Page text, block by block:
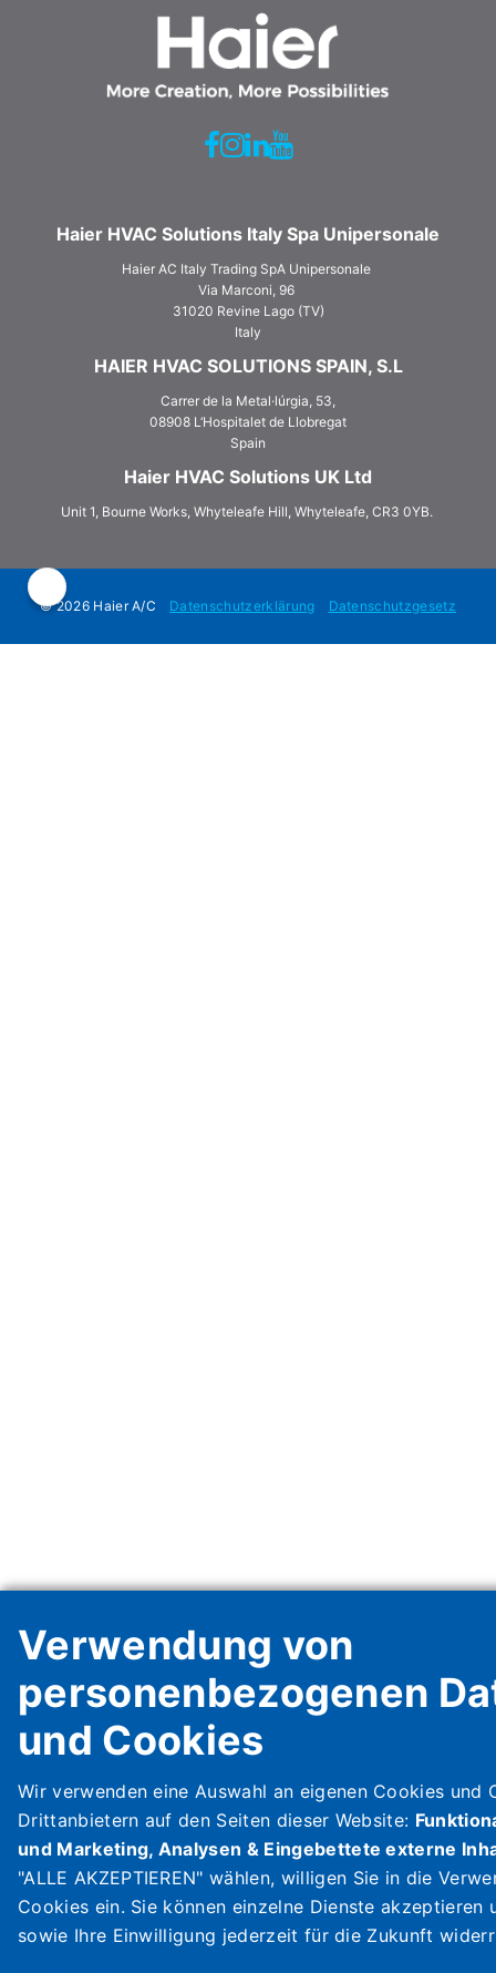
Haier HVAC Solutions Italy Spa Unipersonale
Haier AC Italy Trading SpA Unipersonale
Via Marconi, 96
31020 Revine Lago (TV)
Italy
HAIER HVAC SOLUTIONS SPAIN, S.L
Carrer de la Metal·lúrgia, 53,
08908 L‘Hospitalet de Llobregat
Spain
Haier HVAC Solutions UK Ltd
Unit 1, Bourne Works, Whyteleafe Hill, Whyteleafe, CR3 0YB.
© 2026 Haier A/C Datenschutzerklärung Datenschutzgesetz
Verwendung von
personenbezogenen
und Cookies
Wir verwenden eine Auswahl an eigenen Cookies und
Drittanbietern auf den Seiten dieser Website:
und Marketing, Analysen & Eingebettete externe
"ALLE AKZEPTIEREN" wählen, willigen Sie in die
Cookies ein. Sie können einzelne Dienste akzeptieren
sowie Ihre Einwilligung jederzeit für die Zukunft